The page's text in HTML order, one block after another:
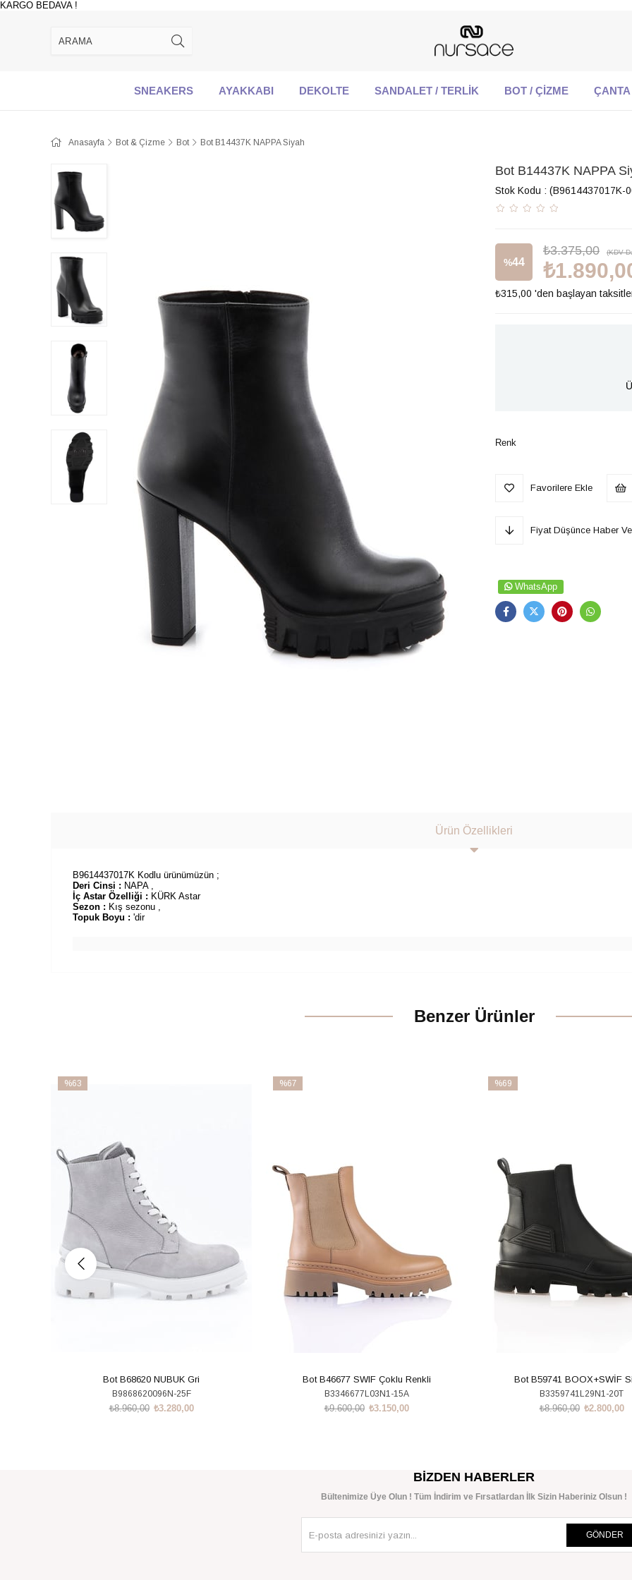
KARGO BEDAVA !
SNEAKERS AYAKKABI DEKOLTE SANDALET / TERLİK BOT / ÇİZME
Anasayfa Bot & Çizme Bot Bot B14437K NAPPA Siyah
Bot B14437K NAPPA
Stok Kodu (B9614437017K-
%44
İndirim
₺3.375,00 (KDV
₺315,00 'den başlayan
Renk
Favorilere Ekle
Fiyat Düşünce Haber
WhatsApp
Ürün Özellikleri
B9614437017K Kodlu ürünümüzün ;
Deri Cinsi : NAPA ,
İç Astar Özelliği : KÜRK Astar
Sezon : Kış sezonu ,
Topuk Boyu : 'dir
Benzer Ürünler
%63
Bot B68620 NUBUK Gri
B9868620096N-25F
₺3.280,00
₺8.960,00
%67
Bot B46677 SWIF Çoklu Renkli
B3346677L03N1-15A
₺3.150,00
₺9.600,00
%69
Bot B59741 BOOX+SWİF
B3359741L29N1-20T
₺2.800,00
₺8.960,00
BIZDEN HABERLER
Bültenimize Üye Olun ! Tüm İndirim ve Fırsatlardan İlk Sizin Haberiniz Olsun !
GÖNDER